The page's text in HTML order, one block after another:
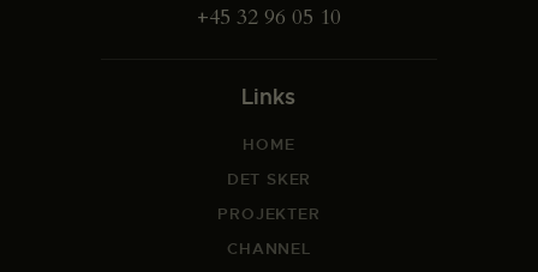
+45 32 96 05 10
Links
HOME
DET SKER
PROJEKTER
CHANNEL